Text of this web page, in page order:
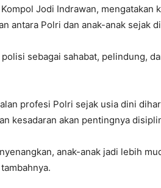
Jodi Indrawan, mengatakan
antara Polri dan anak-anak sejak
sebagai sahabat, pelindung,
profesi Polri sejak usia dini
kesadaran akan pentingnya
anak-anak jadi lebih